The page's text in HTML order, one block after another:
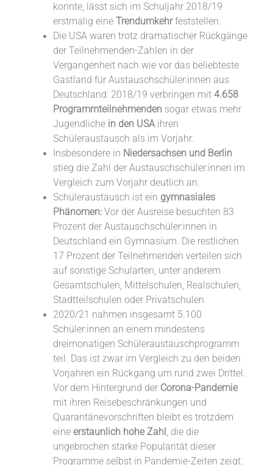
konnte, lässt sich im Schuljahr 2018/19
erstmalig eine Trendumkehrfeststellen.
Die USA waren trotz dramatischer Rückgänge
der Teilnehmenden-Zahlen in der
Vergangenheit nach wie vor das beliebteste
Gastland für Austauschschüler:innen aus
Deutschland: 2018/19 verbringen mit 4.658
Programmteilnehmendensogar etwas mehr
Jugendliche in den USAihren
Schüleraustausch als im Vorjahr.
Insbesondere in Niedersachsen und Berlin
stieg die Zahl der Austauschschüler:innen im
Vergleich zum Vorjahr deutlich an.
Schüleraustausch ist ein gymnasiales
Phänomen:Vor der Ausreise besuchten 83
Prozent der Austauschschüler:innen in
Deutschland ein Gymnasium. Die restlichen
17 Prozent der Teilnehmenden verteilen sich
auf sonstige Schularten, unter anderem
Gesamtschulen, Mittelschulen, Realschulen,
Stadtteilschulen oder Privatschulen
2020/21 nahmen insgesamt 5.100
Schüler:innen an einem mindestens
dreimonatigen Schüleraustauschprogramm
teil. Das ist zwar im Vergleich zu den beiden
Vorjahren ein Rückgang um rund zwei Drittel.
Vor dem Hintergrund der Corona-Pandemie
mit ihren Reisebeschränkungen und
Quarantänevorschriften bleibt es trotzdem
eine erstaunlich hohe Zahl , die die
ungebrochen starke Popularität dieser
Programme selbst in Pandemie-Zeiten zeigt.